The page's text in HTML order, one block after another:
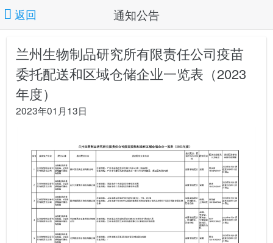
返回 通知公告
兰州生物制品研究所有限责任公司疫苗
委托配送和区域仓储企业一览表（2023
年度）
2023年01月13日